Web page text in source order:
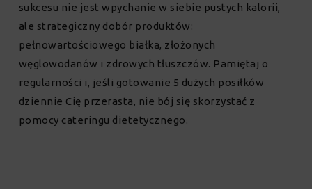
sukcesu nie jest wpychanie w siebie pustych kalorii,
ale strategiczny dobór produktów:
pełnowartościowego białka, złożonych
węglowodanów i zdrowych tłuszczów. Pamiętaj o
regularności i, jeśli gotowanie 5 dużych posiłków
dziennie Cię przerasta, nie bój się skorzystać z
pomocy cateringu dietetycznego.